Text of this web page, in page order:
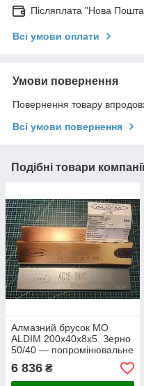
Післяплата "Нова
Всі умови оплати
Умови повернення
Повернення товару
Всі умови повернення
Подібні товари
Алмазний брусок МО
ALDIM 200х40х8х5. Зерно
50/40 — попромінювальне
заточування
6 836 ₴